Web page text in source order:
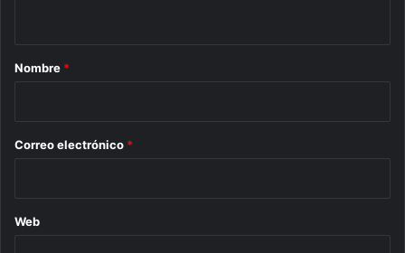
r
*
Nombre *
Correo electrónico *
Web